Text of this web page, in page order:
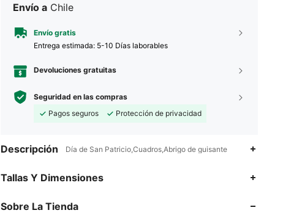
Envío a Chile
Envío gratis
Entrega estimada: 5-10 Días laborables
Devoluciones gratuitas
Seguridad en las compras
Pagos seguros
Protección de privacidad
Descripción Día de San Patricio,Cuadros,Abrigo de guisante
Tallas Y Dimensiones
Sobre La Tienda
4,89